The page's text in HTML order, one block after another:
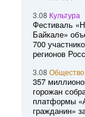
3.08 Культура
Фестиваль
Байкале»
700
регионов
3.08 Общество
357
горожан
платформы
гражданин»